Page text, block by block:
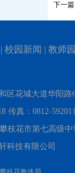
下一
| 校园新闻 | 教师
区花城大道华阳
传真：0812-
枝花市第七高级
科技有限公司